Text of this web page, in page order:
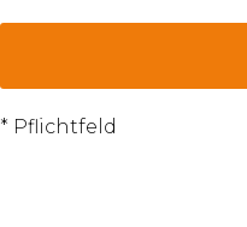
* Pflichtfeld